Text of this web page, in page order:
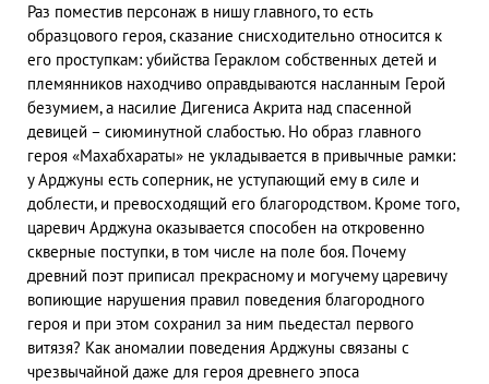
Раз поместив персонаж в нишу главного, то есть
образцового героя, сказание снисходительно относится к
его проступкам: убийства Гераклом собственных детей и
племянников находчиво оправдываются насланным Герой
безумием, а насилие Дигениса Акрита над спасенной
девицей – сиюминутной слабостью. Но образ главного
героя «Махабхараты» не укладывается в привычные рамки:
у Арджуны есть соперник, не уступающий ему в силе и
доблести, и превосходящий его благородством. Кроме того,
царевич Арджуна оказывается способен на откровенно
скверные поступки, в том числе на поле боя. Почему
древний поэт приписал прекрасному и могучему царевичу
вопиющие нарушения правил поведения благородного
героя и при этом сохранил за ним пьедестал первого
витязя? Как аномалии поведения Арджуны связаны с
чрезвычайной даже для героя древнего эпоса